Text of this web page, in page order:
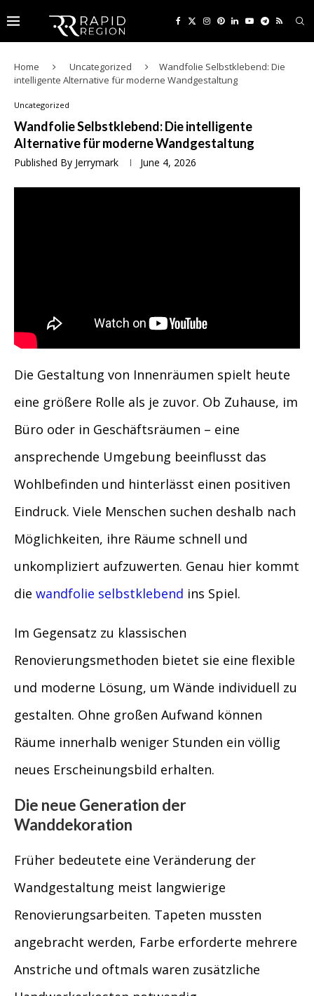
Home Uncategorized
Wandfolie Selbstklebend: Die
intelligente Alternative für moderne Wandgestaltung
Uncategorized
Wandfolie Selbstklebend: Die intelligente
Alternative für moderne Wandgestaltung
Published By Jerrymark June 4, 2026
Die Gestaltung von Innenräumen spielt heute
eine größere Rolle als je zuvor. Ob Zuhause, im
Büro oder in Geschäftsräumen – eine
ansprechende Umgebung beeinflusst das
Wohlbefinden und hinterlässt einen positiven
Eindruck. Viele Menschen suchen deshalb nach
Möglichkeiten, ihre Räume schnell und
unkompliziert aufzuwerten. Genau hier kommt
die wandfolie selbstklebend ins Spiel.
Im Gegensatz zu klassischen
Renovierungsmethoden bietet sie eine flexible
und moderne Lösung, um Wände individuell zu
gestalten. Ohne großen Aufwand können
Räume innerhalb weniger Stunden ein völlig
neues Erscheinungsbild erhalten.
Die neue Generation der
Wanddekoration
Früher bedeutete eine Veränderung der
Wandgestaltung meist langwierige
Renovierungsarbeiten. Tapeten mussten
angebracht werden, Farbe erforderte mehrere
Anstriche und oftmals waren zusätzliche